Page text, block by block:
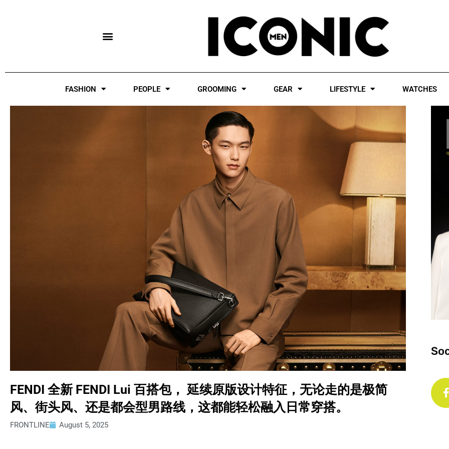
FASHION PEOPLE GROOMING GEAR LIFESTYLE WATCHES
FENDI 全新 FENDI Lui 百搭包， 延续原版设计特征，无论走的是极简
风、街头风、还是都会型男路线，这都能轻松融入日常穿搭。
FRONTLINE August 5, 2025
c